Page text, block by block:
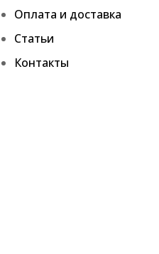
Оплата и доставка
Статьи
Контакты